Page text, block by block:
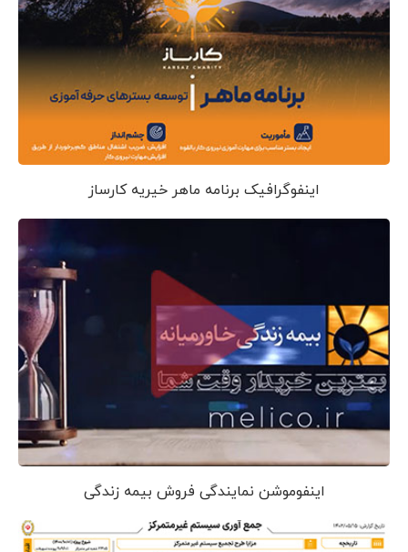
اینفوگرافیک برنامه ماهر خیریه کارساز
اینفوموشن نمایندگی فروش بیمه زندگی